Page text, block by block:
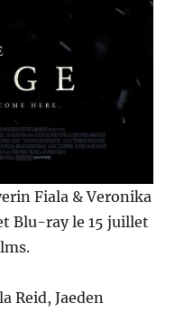
Fiala & Veronika
Blu-ray le 15 juillet
Reid, Jaeden